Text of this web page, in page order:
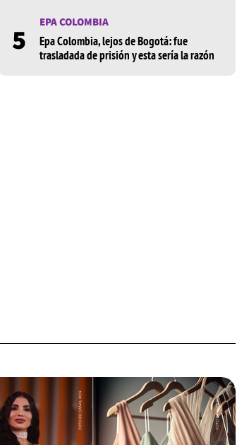
5
EPA COLOMBIA
Epa Colombia, lejos de Bogotá: fue
trasladada de prisión y esta sería la razón